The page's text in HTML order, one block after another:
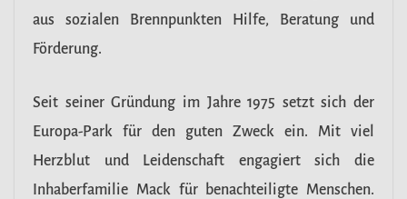
aus sozialen Brennpunkten Hilfe, Beratung und
Förderung.
Seit seiner Gründung im Jahre 1975 setzt sich der
Europa-Park für den guten Zweck ein. Mit viel
Herzblut und Leidenschaft engagiert sich die
Inhaberfamilie Mack für benachteiligte Menschen.